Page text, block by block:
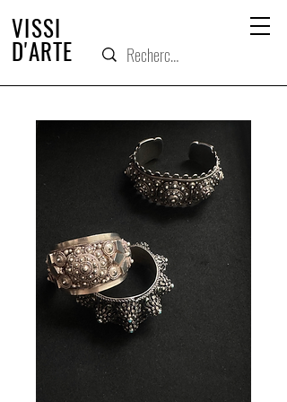
D'ARTE
VISSI